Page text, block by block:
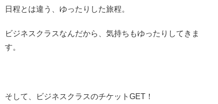
日程とは違う、ゆったりした旅程。
ビジネスクラスなんだから、気持ちもゆったりしてきま
す。
そして、ビジネスクラスのチケットGET！